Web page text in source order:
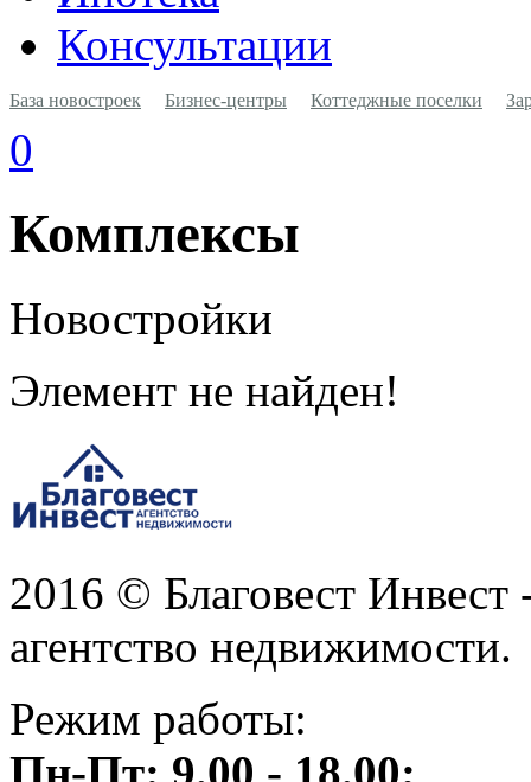
Консультации
База новостроек Бизнес-центры Коттеджные поселки
0
Комплексы
Новостройки
Элемент не найден!
2016 © Благовест Инвест
агентство недвижимости.
Режим работы: